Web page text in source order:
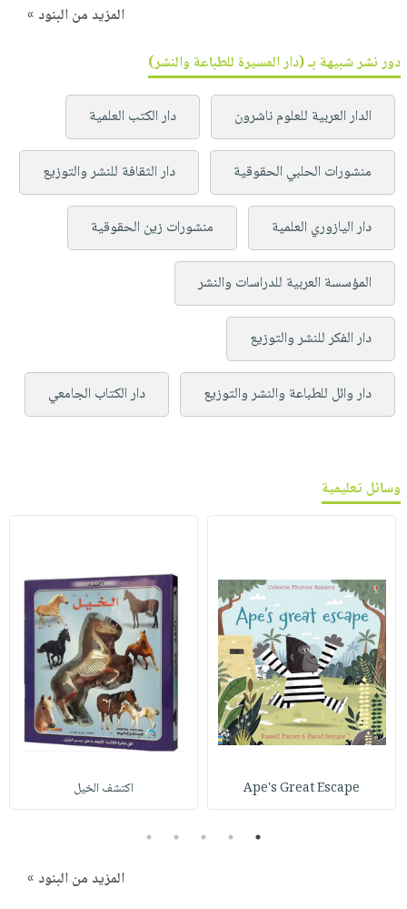
المزيد من البنود »
دور نشر شبيهة بـ (دار المسيرة للطباعة والنشر)
الدار العربية للعلوم ناشرون دار الكتب العلمية
منشورات الحلبي الحقوقية دار الثقافة للنشر والتوزيع
دار اليازوري العلمية منشورات زين الحقوقية
المؤسسة العربية للدراسات والنشر
دار الفكر للنشر والتوزيع
دار وائل للطباعة والنشر والتوزيع دار الكتاب الجامعي
وسائل تعليمية
Ape's Great Escape اكتشف الخيل
1
2
3
4
5
المزيد من البنود »